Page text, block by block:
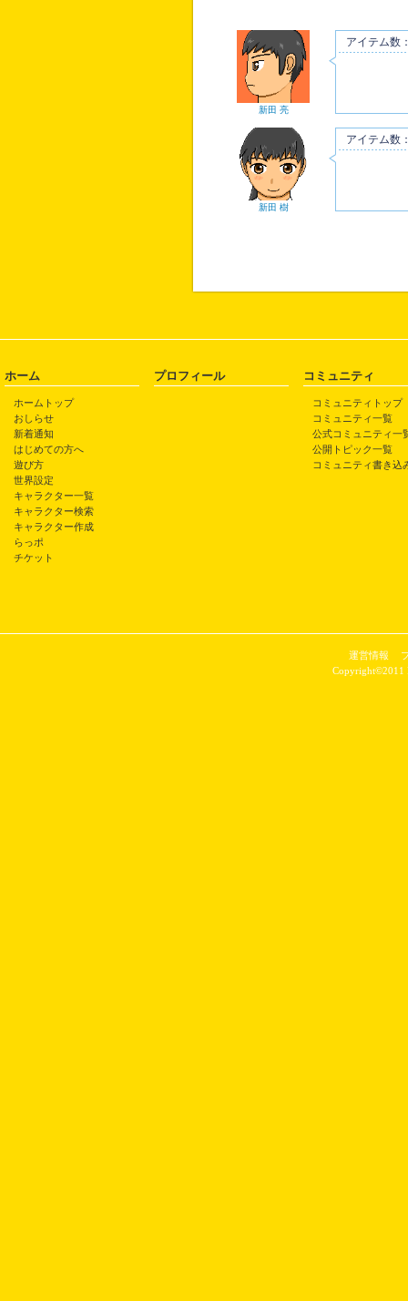
新田 亮
アイテム数
新田 樹
アイテム数
ホーム
ホームトップ
おしらせ
新着通知
はじめての方へ
遊び方
世界設定
キャラクター一覧
キャラクター検索
キャラクター作成
らっポ
チケット
プロフィール コミュニティ
コミュニティトップ
コミュニティ一覧
公式コミュニティ一
公開トピック一覧
コミュニティ書き込
運営情報
Copyright©2011